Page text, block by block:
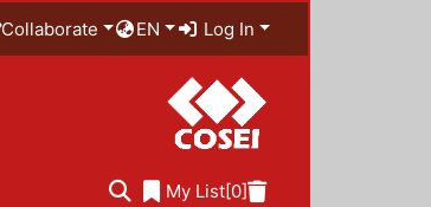
Collaborate EN Log In
My List[0]